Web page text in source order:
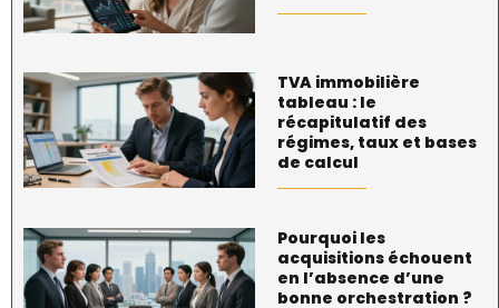
TVA immobilière
tableau : le
récapitulatif des
régimes, taux et bases
de calcul
Pourquoi les
acquisitions échouent
en l’absence d’une
bonne orchestration ?